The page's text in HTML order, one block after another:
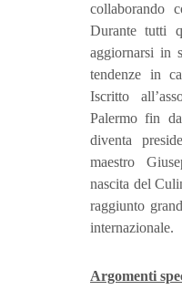
collaborando
Durante tutti
aggiornarsi in
tendenze in
Iscritto
Palermo fin
diventa
maestro
nascita del
raggiunto
internazionale.
Argomenti